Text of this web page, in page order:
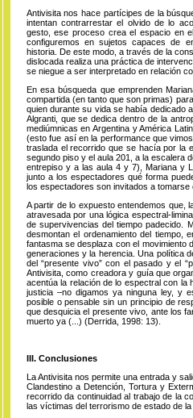
Antivisita nos hace partícipes de la
intentan contrarrestar el olvido de lo
gesto, ese proceso crea el espacio en
configuremos en sujetos capaces de
historia. De este modo, a través de la
dislocada realiza una práctica de
se niegue a ser interpretado en relación
En esa búsqueda que emprenden
compartida (en tanto que son primas)
quien durante su vida se había dedicado
Algranti, que se dedica dentro de la
mediúmnicas en Argentina y América
(esto fue así en la performance que
traslada el recorrido que se hacía por la
segundo piso y el aula 201, a la escalera
entrepiso y a las aula 4 y 7), Mariana y
junto a los espectadores qué forma
los espectadores son invitados a
A partir de lo expuesto entendemos que,
atravesada por una lógica espectral-
de supervivencias del tiempo padecido.
desmontan el ordenamiento del tiempo,
fantasma se desplaza con el movimiento
generaciones y la herencia. Una política
del “presente vivo” con el pasado y el
Antivisita, como creadora y guía que
acentúa la relación de lo espectral con la
justicia –no digamos ya ninguna ley, y
posible o pensable sin un principio de
que desquicia el presente vivo, ante los
muerto ya (...) (Derrida, 1998: 13).
III. Conclusiones
La Antivisita nos permite una entrada y
Clandestino a Detención, Tortura y
recorrido da continuidad al trabajo de la
las víctimas del terrorismo de estado de